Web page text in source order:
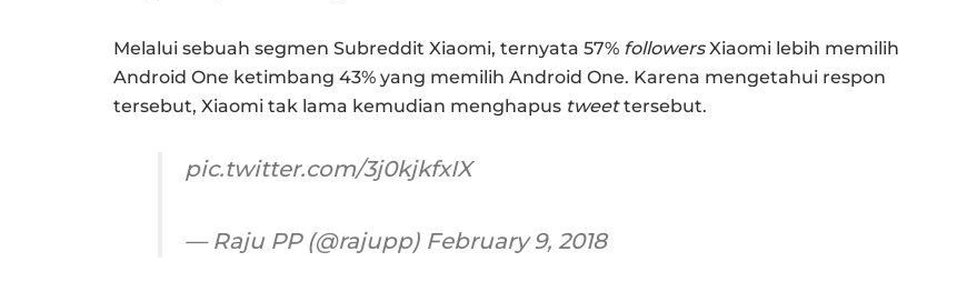
Melalui sebuah segmen Subreddit Xiaomi, ternyata 57% followers Xiaomi lebih memilih
Android One ketimbang 43% yang memilih Android One. Karena mengetahui respon
tersebut, Xiaomi tak lama kemudian menghapus tweettersebut.
pic.twitter.com/3j0kjkfxIX
— Raju PP (@rajupp) February 9, 2018